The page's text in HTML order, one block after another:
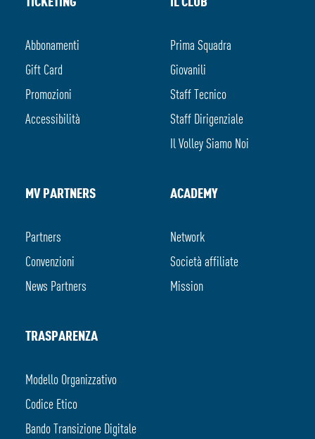
Abbonamenti
Gift Card
Promozioni
Accessibilità
Prima Squadra
Giovanili
Staff Tecnico
Staff Dirigenziale
Il Volley Siamo Noi
MV PARTNERS
Partners
Convenzioni
News Partners
ACADEMY
Network
Società affiliate
Mission
TRASPARENZA
Modello Organizzativo
Codice Etico
Bando Transizione Digitale